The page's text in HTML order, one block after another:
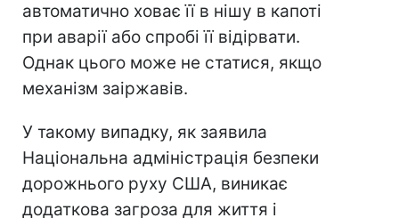
автоматично ховає її в нішу в капоті
при аварії або спробі її відірвати.
Однак цього може не статися, якщо
механізм заіржавів.
У такому випадку, як заявила
Національна адміністрація безпеки
дорожнього руху США, виникає
додаткова загроза для життя і